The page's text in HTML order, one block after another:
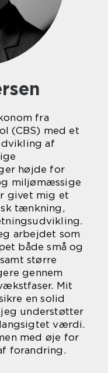
fra
(CBS) med et
af
højde for
miljømæssige
givet mig et
tænkning,
arbejdet som
både små og
større
gennem
Mit
en solid
understøtter
værdi.
med øje for
forandring.